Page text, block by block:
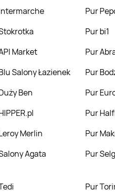
Intermarche Pur
Stokrotka Pur bi1
API Market Pur
Blu Salony Łazienek Pur
Duży Ben Pur
Pur
Leroy Merlin Pur
Salony Agata Pur
Pur Torimpex Toruńska